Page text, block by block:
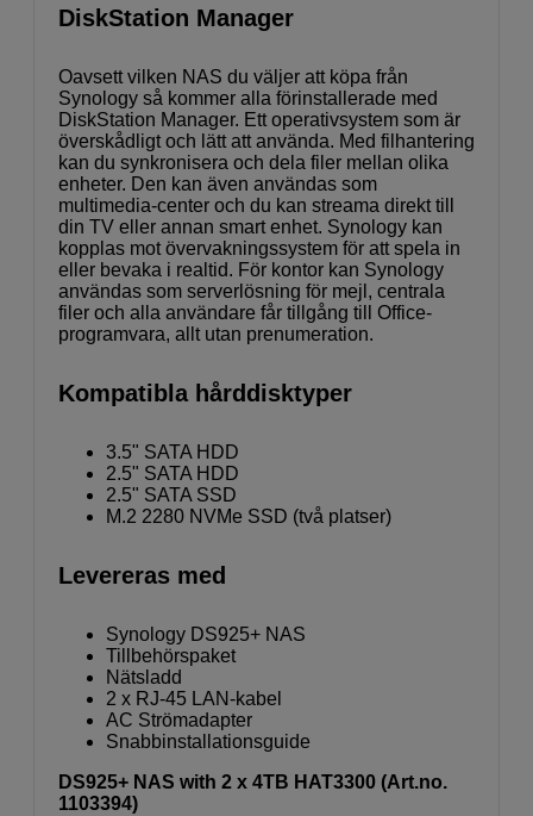
DiskStation Manager
Oavsett vilken NAS du väljer att köpa från
Synology så kommer alla förinstallerade med
DiskStation Manager. Ett operativsystem som är
överskådligt och lätt att använda. Med filhantering
kan du synkronisera och dela filer mellan olika
enheter. Den kan även användas som
multimedia-center och du kan streama direkt till
din TV eller annan smart enhet. Synology kan
kopplas mot övervakningssystem för att spela in
eller bevaka i realtid. För kontor kan Synology
användas som serverlösning för mejl, centrala
filer och alla användare får tillgång till Office-
programvara, allt utan prenumeration.
Kompatibla hårddisktyper
3.5" SATA HDD
2.5" SATA HDD
2.5" SATA SSD
M.2 2280 NVMe SSD (två platser)
Levereras med
Synology DS925+ NAS
Tillbehörspaket
Nätsladd
2 x RJ-45 LAN-kabel
AC Strömadapter
Snabbinstallationsguide
DS925+ NAS with 2 x 4TB HAT3300 (Art.no.
1103394)